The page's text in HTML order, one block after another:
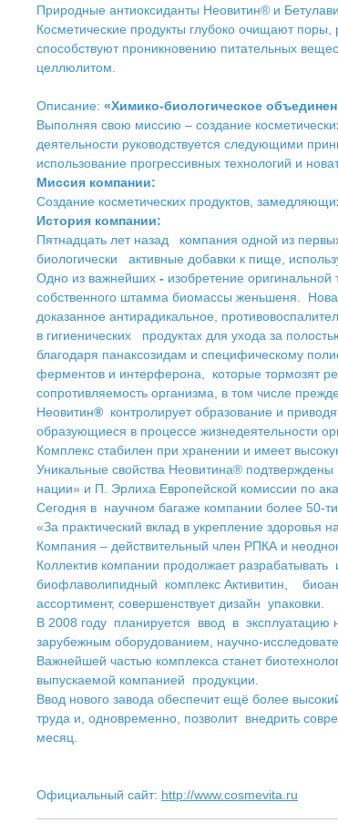
Природные антиоксиданты Неовитин® и
Косметические продукты глубоко очищают
способствуют проникновению питательных
целлюлитом.
Описание: «Химико-биологическое
Выполняя свою миссию – создание
деятельности руководствуется следующими
использование прогрессивных технологий и
Миссия компании:
Создание косметических продуктов,
История компании:
Пятнадцать лет назад компания одной из
биологически активные добавки к пище,
Одно из важнейших - изобретение
собственного штамма биомассы женьшеня. Новая
доказанное антирадикальное,
в гигиенических продуктах для ухода за
благодаря панаксозидам и специфическому
ферментов и интерферона, которые тормозят
сопротивляемость организма, в том числе
Неовитин® контролирует образование и
образующиеся в процессе жизнедеятельности
Комплекс стабилен при хранении и имеет
Уникальные свойства Неовитина®
нации» и П. Эрлиха Европейской комиссии по
Сегодня в научном багаже компании более 50-
«За практический вклад в укрепление
Компания – действительный член РПКА и
Коллектив компании продолжает
биофлаволипидный комплекс Активитин,
ассортимент, совершенствует дизайн упаковки.
В 2008 году планируется ввод в эксплуатацию
зарубежным оборудованием, научно-
Важнейшей частью комплекса станет
выпускаемой компанией продукции.
Ввод нового завода обеспечит ещё более
труда и, одновременно, позволит внедрить
месяц.
Официальный сайт: http://www.cosmevita.ru